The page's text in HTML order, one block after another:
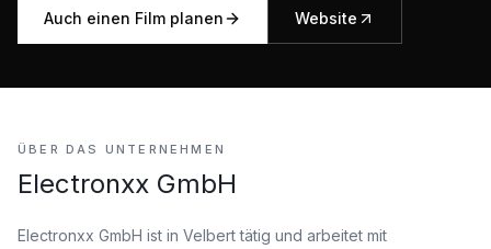
Auch einen Film planen Website
ÜBER DAS UNTERNEHMEN
Electronxx GmbH
Electronxx GmbH ist in Velbert tätig und arbeitet mit